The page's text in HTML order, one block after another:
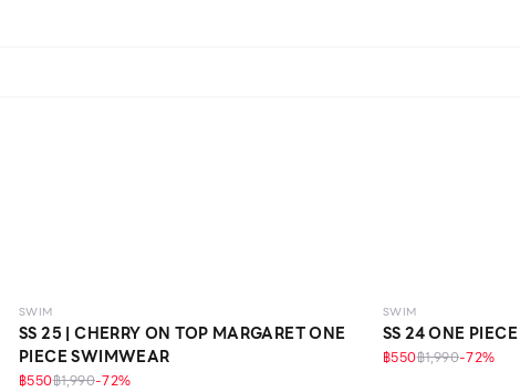
SWIM
SS 25 | CHERRY ON TOP MARGARET ONE
PIECE SWIMWEAR
฿550฿1,990-72%
SWIM
SS 24 ONE PIECE
฿550฿1,990-72%